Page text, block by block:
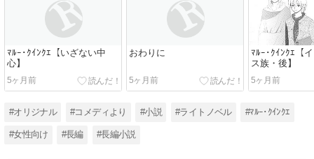
ﾏﾙｰ･ｸｲﾝｸｴ【いざない中
心】
5ヶ月前
おわりに
5ヶ月前
ﾏﾙｰ･ｸｲﾝｸｴ【
ス族・後】
5ヶ月前
#オリジナル #コメディより #小説 #ライトノベル #ﾏﾙｰ･ｸｲﾝｸｴ
#女性向け #長編 #長編小説